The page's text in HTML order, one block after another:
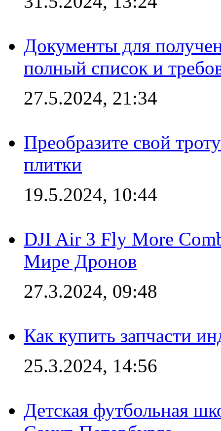
Документы для
полный список и
27.5.2024, 21:34
Преобразите свой
плитки
19.5.2024, 10:44
DJI Air 3 Fly More
Мире Дронов
27.3.2024, 09:48
Как купить запчасти
25.3.2024, 14:56
Детская футбольная